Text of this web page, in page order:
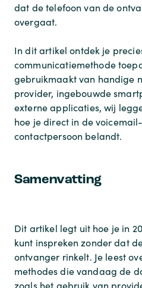
dat de telefoon van de
overgaat.
In dit artikel ontdek je
communicatiemethode
gebruikmaakt van handige
provider, ingebouwde
externe applicaties, wij
hoe je direct in de
contactpersoon belandt.
Samenvatting
Dit artikel legt uit hoe je in
kunt inspreken zonder dat
ontvanger rinkelt. Je leest
methodes die vandaag de
zoals het gebruik van